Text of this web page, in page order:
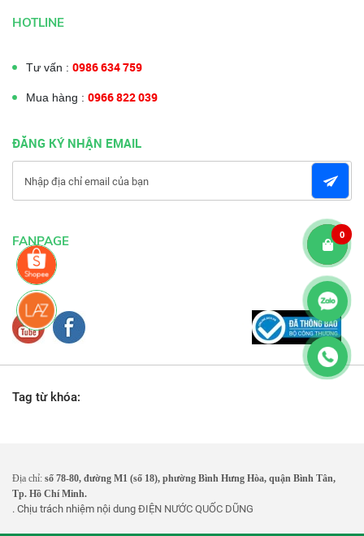
HOTLINE
Tư vấn : 0986 634 759
Mua hàng : 0966 822 039
ĐĂNG KÝ NHẬN EMAIL
FANPAGE
Tag từ khóa:
Địa chỉ: số 78-80, đường M1 (số 18), phường Bình Hưng Hòa, quận Bình Tân,
Tp. Hồ Chí Minh.
. Chịu trách nhiệm nội dung ĐIỆN NƯỚC QUỐC DŨNG
0